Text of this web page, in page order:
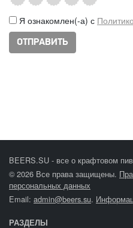
Я ознакомлен(-а) с
BEERS.SU - все о крафтовом
© 2026 Все права защищены.
персональных данных
Email: admin@beers.su.
РАЗДЕЛЫ